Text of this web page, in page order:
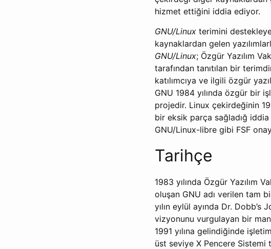
hizmet ettiğini iddia ediyor.
GNU/Linux terimini
kaynaklardan gelen
GNU/Linux; Özgür Yazılım
tarafından tanıtılan bir
katılımcıya ve ilgili özgür
GNU 1984 yılında özgür bir
projedir. Linux çekirdeğinin
bir eksik parça sağladığ iddia
GNU/Linux-libre gibi FSF
Tarihçe
1983 yılında Özgür Yazılım
oluşan GNU adı verilen tam
yılın eylül ayında Dr.
vizyonunu vurgulayan bir
1991 yılına gelindiğinde
üst seviye X Pencere Sistemi